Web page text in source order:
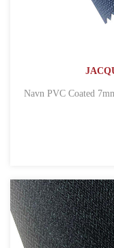
Navn PVC